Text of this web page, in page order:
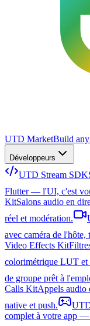
UTD MarketBuild any
Développeurs
UTD Stream SDK
Flutter — l'UI, c'est
KitSalons audio en
réel et modération.
avec caméra de l'hôte,
Video Effects Kit
colorimétrique LUT et
de groupe prêt à
Calls KitAppels audio
native et push.
complet à votre app